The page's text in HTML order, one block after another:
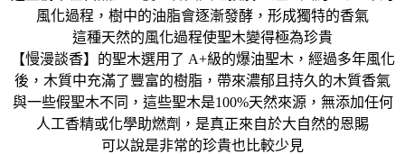
風化過程，樹中的油脂會逐漸發酵，形成獨特的香氣
這種天然的風化過程使聖木變得極為珍貴
【慢漫談香】的聖木選用了 A+級的爆油聖木，經過多年風化
後，木質中充滿了豐富的樹脂，帶來濃郁且持久的木質香氣
與一些假聖木不同，這些聖木是100%天然來源，無添加任何
人工香精或化學助燃劑，是真正來自於大自然的恩賜
可以說是非常的珍貴也比較少見